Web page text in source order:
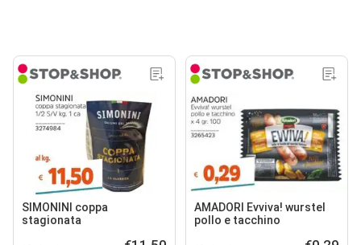
SIMONINI coppa
stagionata
AMADORI Evviva! wurstel
pollo e tacchino